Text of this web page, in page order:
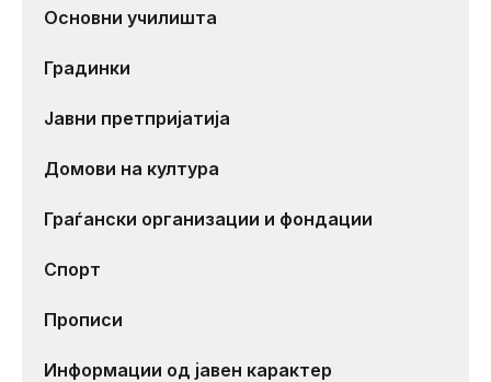
Основни училишта
Градинки
Јавни претпријатија
Домови на култура
Граѓански организации и фондации
Спорт
Прописи
Информации од јавен карактер